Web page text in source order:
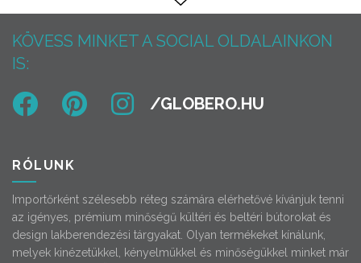
KÖVESS MINKET A SOCIAL OLDALAINKON
IS:
RÓLUNK
Importőrként szélesebb réteg számára elérhetővé kívánjuk tenni
az igényes, prémium minőségű kültéri és beltéri bútorokat és
design lakberendezési tárgyakat. Olyan termékeket kínálunk,
melyek kinézetükkel, kényelmükkel és minőségükkel minket már